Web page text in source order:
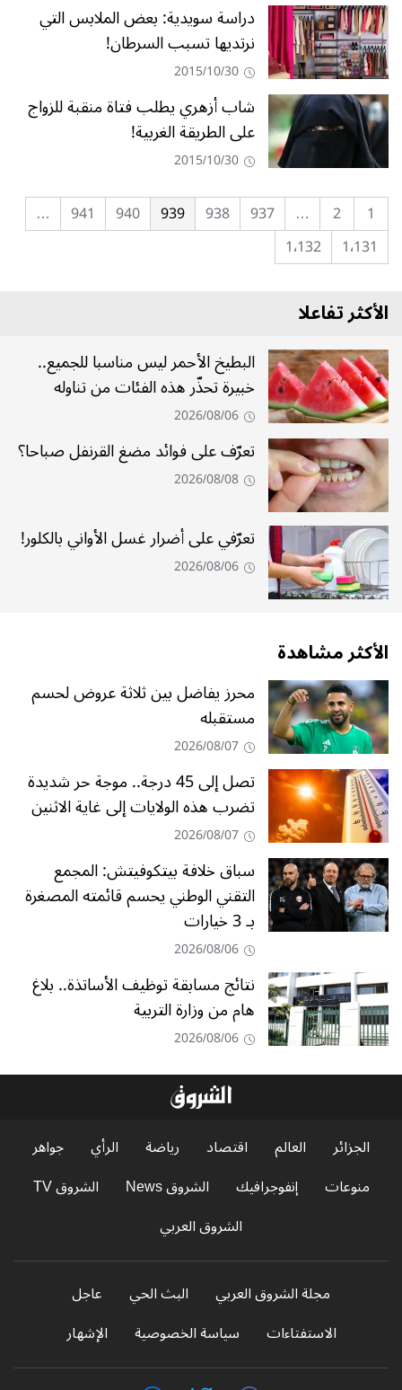
دراسة سويدية: بعض الملابس التي
نرتديها تسبب السرطان!
2015/10/30
شاب أزهري يطلب فتاة منقبة للزواج
على الطريقة الغربية!
2015/10/30
1
2
…
937
938
939
940
941
…
1٬131
1٬132
الأكثر تفاعلا
البطيخ الأحمر ليس مناسبا للجميع..
خبيرة تحذّر هذه الفئات من تناوله
2026/08/06
تعرّف على فوائد مضغ القرنفل صباحا؟
2026/08/08
تعرّفي على أضرار غسل الأواني بالكلور!
2026/08/06
الأكثر مشاهدة
محرز يفاضل بين ثلاثة عروض لحسم
مستقبله
2026/08/07
تصل إلى 45 درجة.. موجة حر شديدة
تضرب هذه الولايات إلى غاية الاثنين
2026/08/07
سباق خلافة بيتكوفيتش: المجمع
التقني الوطني يحسم قائمته المصغرة
بـ 3 خيارات
2026/08/06
نتائج مسابقة توظيف الأساتذة.. بلاغ
هام من وزارة التربية
2026/08/06
الجزائر العالم اقتصاد رياضة الرأي
جواهر
منوعات
إنفوجرافيك الشروق News
الشروق TV
الشروق العربي
مجلة الشروق العربي البث الحي
عاجل
الاستفتاءات
سياسة الخصوصية الإشهار